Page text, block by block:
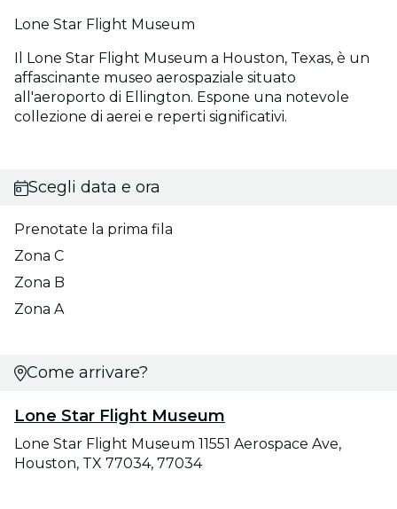
Lone Star Flight Museum
Il Lone Star Flight Museum a Houston, Texas, è un
affascinante museo aerospaziale situato
all'aeroporto di Ellington. Espone una notevole
collezione di aerei e reperti significativi.
Scegli data e ora
Prenotate la prima fila
Zona C
Zona B
Zona A
Come arrivare?
Lone Star Flight Museum
Lone Star Flight Museum 11551 Aerospace Ave,
Houston, TX 77034, 77034